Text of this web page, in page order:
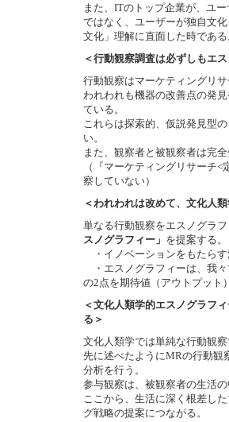
また、ITのトップ企業が、ユ
ではなく、ユーザーが独自文
文化」理解に直面した時である
＜行動観察調査は必ずしもエ
行動観察はマーケティングリ
われわれも機器の改善点の発
ている。
これらは探索的、仮説発見型
い。
また、観察者と被観察者は完
（『マーケティングリサーチ
察していない）
＜われわれは改めて、文化人
単なる行動観察をエスノグラ
スノグラフィー」 を提案する
・イノベーションをもたら
・エスノグラフィーは、我
の2点を期待値（アウトプット
＜文化人類学的エスノグラフ
る＞
文化人類学では単純な行動観
先に述べたようにMRの行動観
分析を行う。
参与観察は、被観察者の生活
ここから、生活に深く根差し
グ戦略の提案につながる。